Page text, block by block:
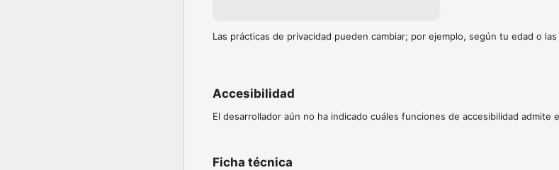
Las prácticas de privacidad pueden cambiar; por ejemplo, según tu edad o
Accesibilidad
El desarrollador aún no ha indicado cuáles funciones de accesibilidad admite
Ficha técnica